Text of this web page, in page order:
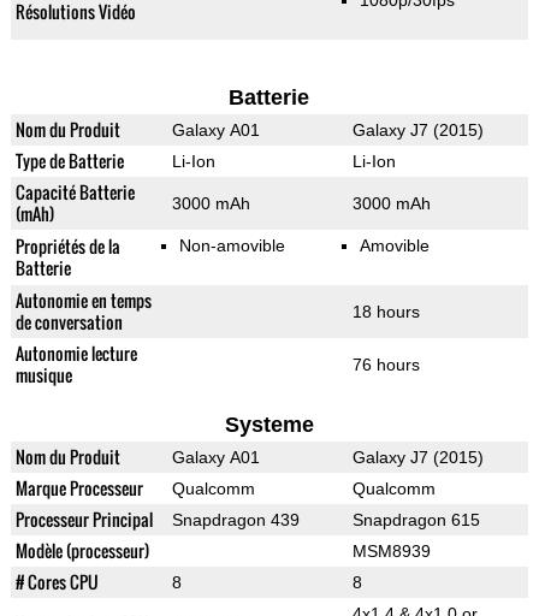
Résolutions Vidéo
Batterie
Nom du Produit Galaxy A01 Galaxy J7 (2015)
Type de Batterie Li-Ion Li-Ion
Capacité Batterie
(mAh)
3000 mAh 3000 mAh
Propriétés de la
Batterie
Non-amovible Amovible
Autonomie en temps
de conversation
18 hours
Autonomie lecture
musique
76 hours
Systeme
Nom du Produit Galaxy A01 Galaxy J7 (2015)
Marque Processeur Qualcomm Qualcomm
Processeur Principal Snapdragon 439 Snapdragon 615
Modèle (processeur) MSM8939
# Cores CPU 8 8